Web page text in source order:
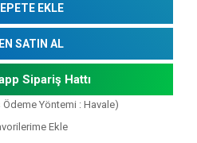
EKLE
SATIN AL
Sipariş Hattı
Yöntemi : Havale)